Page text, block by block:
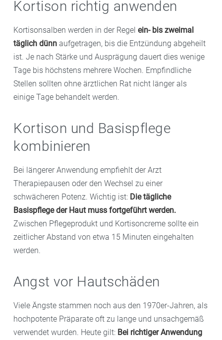
Kortison richtig anwenden
Kortisonsalben werden in der Regel ein- bis zweimal
täglich dünn aufgetragen, bis die Entzündung abgeheilt
ist. Je nach Stärke und Ausprägung dauert dies wenige
Tage bis höchstens mehrere Wochen. Empfindliche
Stellen sollten ohne ärztlichen Rat nicht länger als
einige Tage behandelt werden.
Kortison und Basispflege
kombinieren
Bei längerer Anwendung empfiehlt der Arzt
Therapiepausen oder den Wechsel zu einer
schwächeren Potenz. Wichtig ist: Die tägliche
Basispflege der Haut muss fortgeführt werden.
Zwischen Pflegeprodukt und Kortisoncreme sollte ein
zeitlicher Abstand von etwa 15 Minuten eingehalten
werden.
Angst vor Hautschäden
Viele Ängste stammen noch aus den 1970er-Jahren, als
hochpotente Präparate oft zu lange und unsachgemäß
verwendet wurden. Heute gilt: Bei richtiger Anwendung